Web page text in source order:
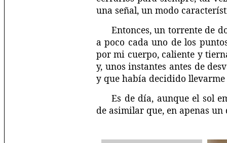
una señal, un modo
Entonces, un torrente de
a poco cada uno de los
por mi cuerpo, caliente y
y, unos instantes antes de
y que había decidido
Es de día, aunque el sol
de asimilar que, en apenas